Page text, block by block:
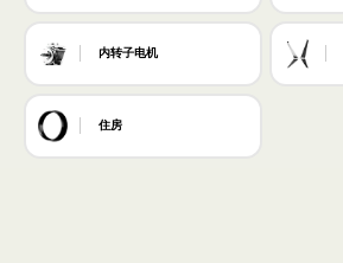
内转子电机
住房